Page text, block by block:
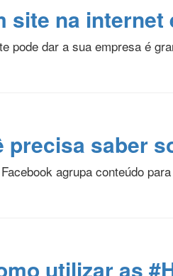
site na
pode dar a sua empresa é
precisa saber
agrupa conteúdo
utilizar as